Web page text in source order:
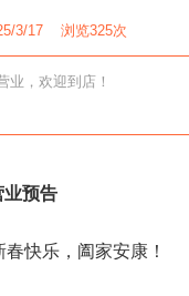
3/17 浏览325次
业，欢迎到店！
业预告
快乐，阖家安康！